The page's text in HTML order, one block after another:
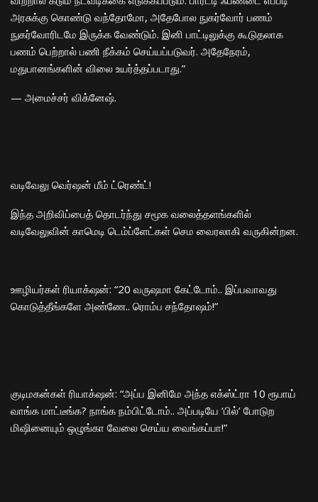
அரசுக்கு கொண்டு வந்தோமோ, அதேபோல நுகர்வோர் பணம்
நுகர்வோரிடமே இருக்க வேண்டும். இனி பாட்டிலுக்கு கூடுதலாக
பணம் பெற்றால் பணி நீக்கம் செய்யப்படுவர். அதேநேரம்,
மதுபானங்களின் விலை உயர்த்தப்படாது.”
— அமைச்சர் விக்னேஷ்.
​வடிவேலு வெர்ஷன் மீம் ட்ரெண்ட்!
​இந்த அறிவிப்பைத் தொடர்ந்து சமூக வலைத்தளங்களில்
வடிவேலுவின் காமெடி டெம்ப்ளேட்கள் செம வைரலாகி வருகின்றன.
​ஊழியர்கள் ரியாக்‌ஷன்: “20 வருஷமா கேட்டோம்.. இப்பவாவது
கொடுத்தீங்களே அண்ணே.. ரொம்ப சந்தோஷம்!”
​குடிமகன்கள் ரியாக்‌ஷன்: “அப்ப இனிமே அந்த எக்ஸ்ட்ரா 10 ரூபாய்
வாங்க மாட்டீங்க? நாங்க நம்பிட்டோம்.. அப்படியே ‘பில்’ போடுற
மிஷினையும் ஒழுங்கா வேலை செய்ய வைங்கப்பா!”